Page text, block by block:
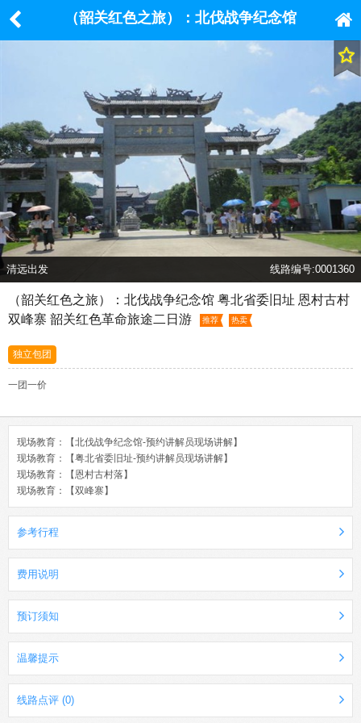
（韶关红色之旅）：北伐战争纪念馆
粤北省委旧址 恩村古村 双峰寨 韶关
红色革命旅途二日游
清远出发 线路编号:0001360
（韶关红色之旅）：北伐战争纪念馆 粤北省委旧址 恩村古村
双峰寨 韶关红色革命旅途二日游
推荐 热卖
独立包团
一团一价
现场教育：【北伐战争纪念馆-预约讲解员现场讲解】
现场教育：【粤北省委旧址-预约讲解员现场讲解】
现场教育：【恩村古村落】
现场教育：【双峰寨】
参考行程
费用说明
预订须知
温馨提示
线路点评 (0)